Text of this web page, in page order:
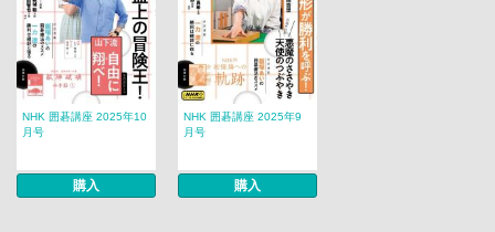
NHK 囲碁講座 2025年10
月号
購入
NHK 囲碁講座 2025年9
月号
購入